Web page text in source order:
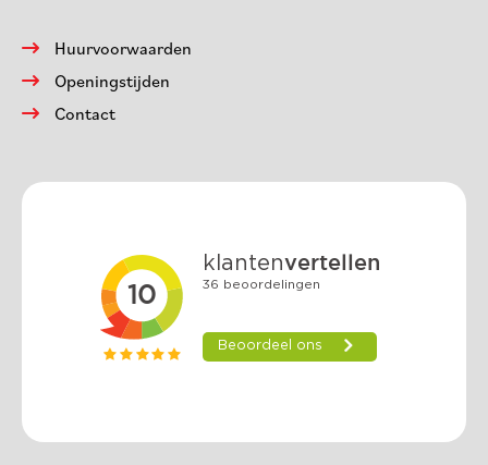
Huurvoorwaarden
Openingstijden
Contact